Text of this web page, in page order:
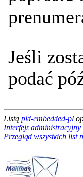
Jeśli
podać
Listą pld-embedded-pl
Interfejs
Przegląd wszystkich list